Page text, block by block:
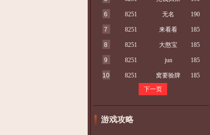
6 8251 无名 190
7 8251 来看看 185
8 8251 大憨宝 185
9 8251 jun 185
10 8251 窝要验牌
185
下一页
游戏攻略